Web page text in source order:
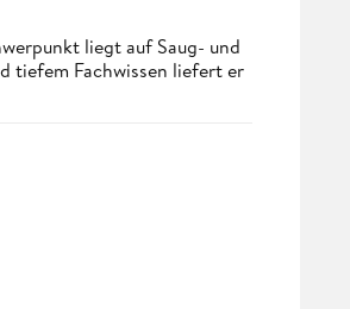
liegt auf Saug- und
tiefem Fachwissen liefert er